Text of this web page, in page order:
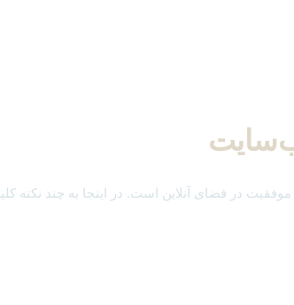
در فضای آنلاین است. در اینجا به چند نکته